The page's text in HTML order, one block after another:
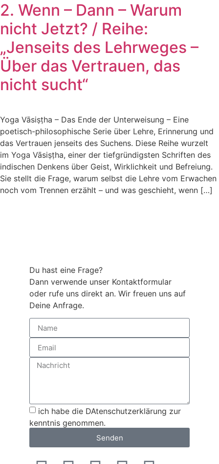
2. Wenn – Dann – Warum
nicht Jetzt? / Reihe:
„Jenseits des Lehrweges –
Über das Vertrauen, das
nicht sucht“
Yoga Vāsiṣṭha – Das Ende der Unterweisung – Eine
poetisch-philosophische Serie über Lehre, Erinnerung und
das Vertrauen jenseits des Suchens. Diese Reihe wurzelt
im Yoga Vāsiṣṭha, einer der tiefgründigsten Schriften des
indischen Denkens über Geist, Wirklichkeit und Befreiung.
Sie stellt die Frage, warum selbst die Lehre vom Erwachen
noch vom Trennen erzählt – und was geschieht, wenn […]
Du hast eine Frage?
Dann verwende unser Kontaktformular
oder rufe uns direkt an. Wir freuen uns auf
Deine Anfrage.
ich habe die DAtenschutzerklärung zur
kenntnis genommen.
Senden